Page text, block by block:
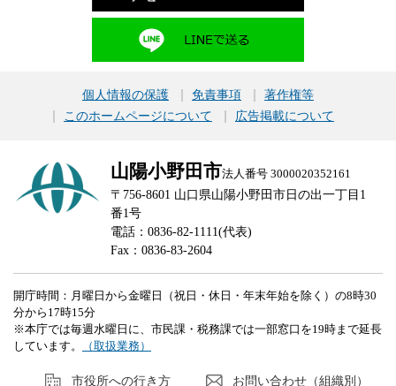
個人情報の保護 免責事項
著作権等
このホームページについて
広告掲載について
山陽小野田市法人番号 3000020352161
〒756-8601 山口県山陽小野田市日の出一丁目1
番1号
電話：0836-82-1111(代表)
Fax：0836-83-2604
開庁時間：月曜日から金曜日（祝日・休日・年末年始を除く）の8時30
分から17時15分
※本庁では毎週水曜日に、市民課・税務課では一部窓口を19時まで延長
しています。
（取扱業務）
市役所への行き方 お問い合わせ（組織別）